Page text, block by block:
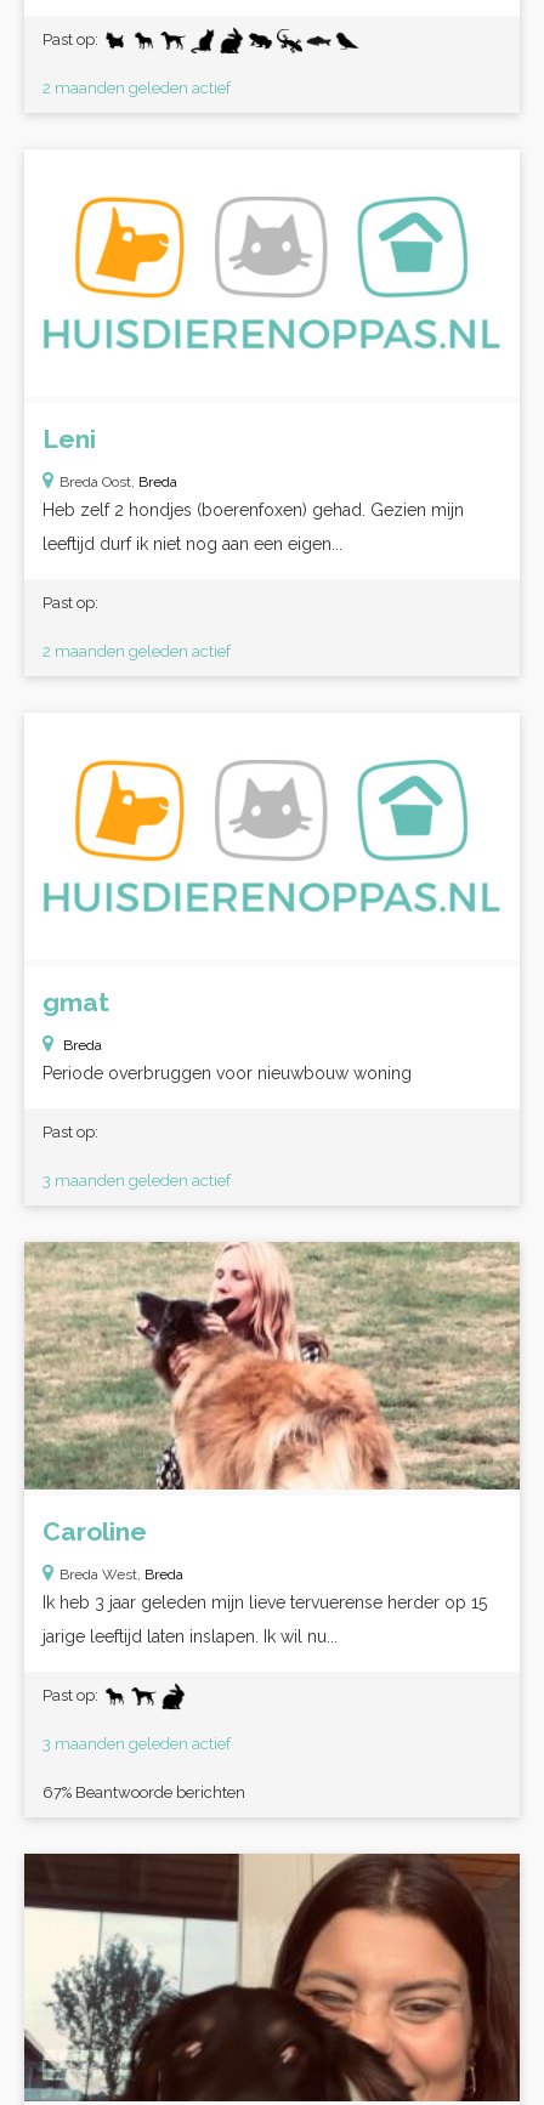
Past op:
2 maanden geleden actief
Leni
Breda Oost, Breda
Heb zelf 2 hondjes (boerenfoxen) gehad. Gezien mijn
leeftijd durf ik niet nog aan een eigen...
Past op:
2 maanden geleden actief
gmat
Breda
Periode overbruggen voor nieuwbouw woning
Past op:
3 maanden geleden actief
Caroline
Breda West, Breda
Ik heb 3 jaar geleden mijn lieve tervuerense herder op 15
jarige leeftijd laten inslapen. Ik wil nu...
Past op:
3 maanden geleden actief
67% Beantwoorde berichten